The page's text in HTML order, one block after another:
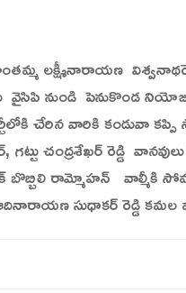
లక్ష్మీనారాయణ
నుండి పెనుకొండ
చేరిన వారికి కండువా
చంద్రశేఖర్ రెడ్డి
రామ్మోహన్ వాల్మీకి
సుధాకర్ రెడ్డి కమల